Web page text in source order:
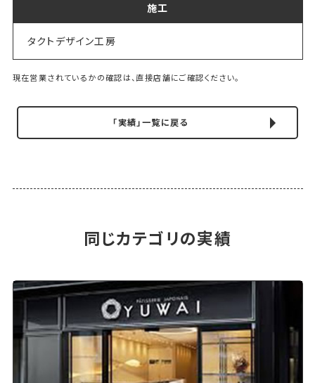
施工
タクトデザイン工房
現在営業されているかの確認は、直接店舗にご確認ください。
「実績」一覧に戻る
同じカテゴリの実績